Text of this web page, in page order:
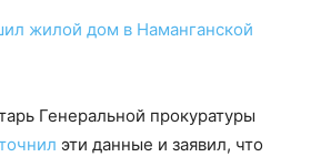
жилой дом в Наманганской
Генеральной прокуратуры
эти данные и заявил, что